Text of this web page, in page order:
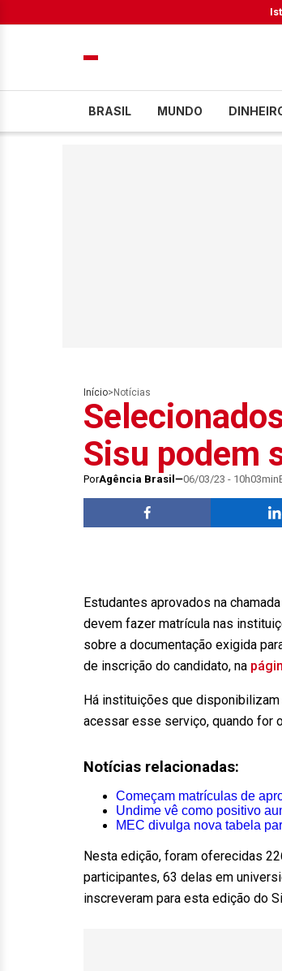
BRASIL MUNDO
Início> Notícias
Sisu podem
PorAgência Brasil 06/03/23 - 10h03min
Estudantes aprovados na
devem fazer matrícula nas
sobre a documentação exigida
de inscrição do candidato, na
Há instituições que
acessar esse serviço, quando for
Notícias relacionadas:
Começam matrículas de
Undime vê como positivo
MEC divulga nova tabela
Nesta edição, foram oferecidas
participantes, 63 delas em
inscreveram para esta edição do